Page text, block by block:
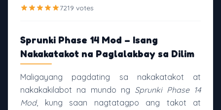
7219 votes
Sprunki Phase 14 Mod – Isang
Nakakatakot na Paglalakbay sa Dilim
Maligayang pagdating sa nakakatakot at
nakakakilabot na mundo ng Sprunki Phase 14
Mod, kung saan nagtatagpo ang takot at